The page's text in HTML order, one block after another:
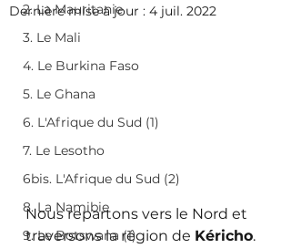
2. La Mauritanie
3. Le Mali
4. Le Burkina Faso
5. Le Ghana
6. L'Afrique du Sud (1)
7. Le Lesotho
6bis. L'Afrique du Sud (2)
8. La Namibie
9. Le Botswana (1)
Dernière mise à jour : 4 juil. 2022
Nous repartons vers le Nord et
traversons la région de Kéricho.